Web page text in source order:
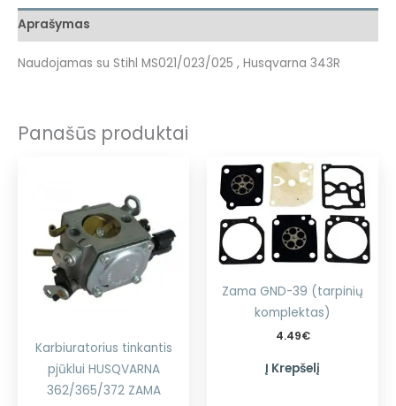
Aprašymas
Naudojamas su Stihl MS021/023/025 , Husqvarna 343R
Panašūs produktai
Karbiuratorius tinkantis
pjūklui HUSQVARNA
362/365/372 ZAMA
Zama GND-39 (tarpinių
komplektas)
4.49€
Į Krepšelį